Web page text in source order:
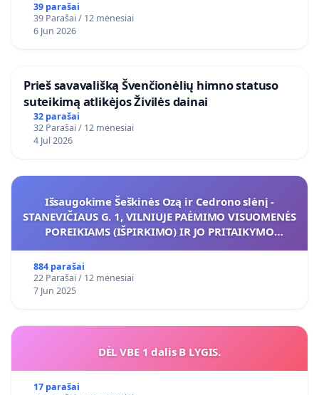
39 parašai
39 Parašai / 12 mėnesiai
6 Jun 2026
​Prieš savavališką Švenčionėlių himno statuso
suteikimą atlikėjos Živilės dainai
32 parašai
32 Parašai / 12 mėnesiai
4 Jul 2026
Išsaugokime Šeškinės Ozą ir Cedrono slėnį -
STANEVIČIAUS G. 1, VILNIUJE PAĖMIMO VISUOMENĖS
POREIKIAMS (IŠPIRKIMO) IR JO PRITAIKYMO
884 parašai
22 Parašai / 12 mėnesiai
7 Jun 2025
DĖL VBE 1 dalis B LYGIS.
17 parašai